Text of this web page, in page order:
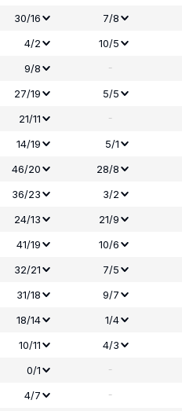
30/16
7/8
4/2
10/5
9/8 -
27/19
5/5
21/11 -
14/19
5/1
46/20
28/8
36/23
3/2
24/13
21/9
41/19
10/6
32/21
7/5
31/18
9/7
18/14
1/4
10/11
4/3
0/1 -
4/7 -